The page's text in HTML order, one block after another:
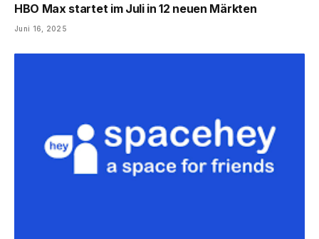
HBO Max startet im Juli in 12 neuen Märkten
Juni 16, 2025